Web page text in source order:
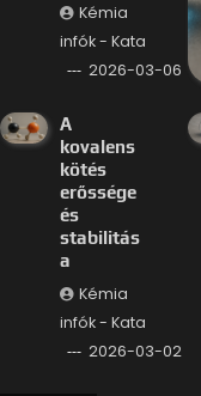
Kémia
infók - Kata
2026-03-06
A
kovalens
kötés
erőssége
és
stabilitás
a
Kémia
infók - Kata
2026-03-02